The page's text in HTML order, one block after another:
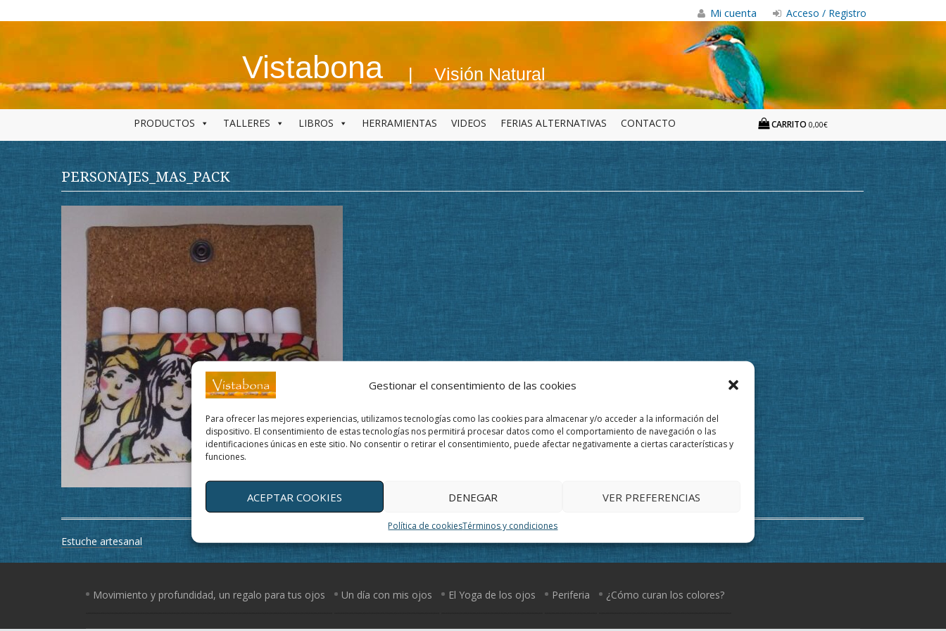
Gestionar el consentimiento de las cookies
Para ofrecer las mejores experiencias, utilizamos tecnologías como las cookies para almacenar y/o acceder a la información del
dispositivo. El consentimiento de estas tecnologías nos permitirá procesar datos como el comportamiento de navegación o las
identificaciones únicas en este sitio. No consentir o retirar el consentimiento, puede afectar negativamente a ciertas características y
funciones.
ACEPTAR COOKIES DENEGAR VER PREFERENCIAS
Política de cookiesTérminos y condiciones
Mi cuenta Acceso / Registro
Vistabona Visión Natural
PRODUCTOS TALLERES LIBROS HERRAMIENTAS VIDEOS FERIAS ALTERNATIVAS CONTACTO CARRITO 0,00€
PERSONAJES_MAS_PACK
Navegación
de
Estuche artesanal
Movimiento y profundidad, un regalo para tus ojos Un día con mis ojos El Yoga de los ojos Periferia ¿Cómo curan los colores?